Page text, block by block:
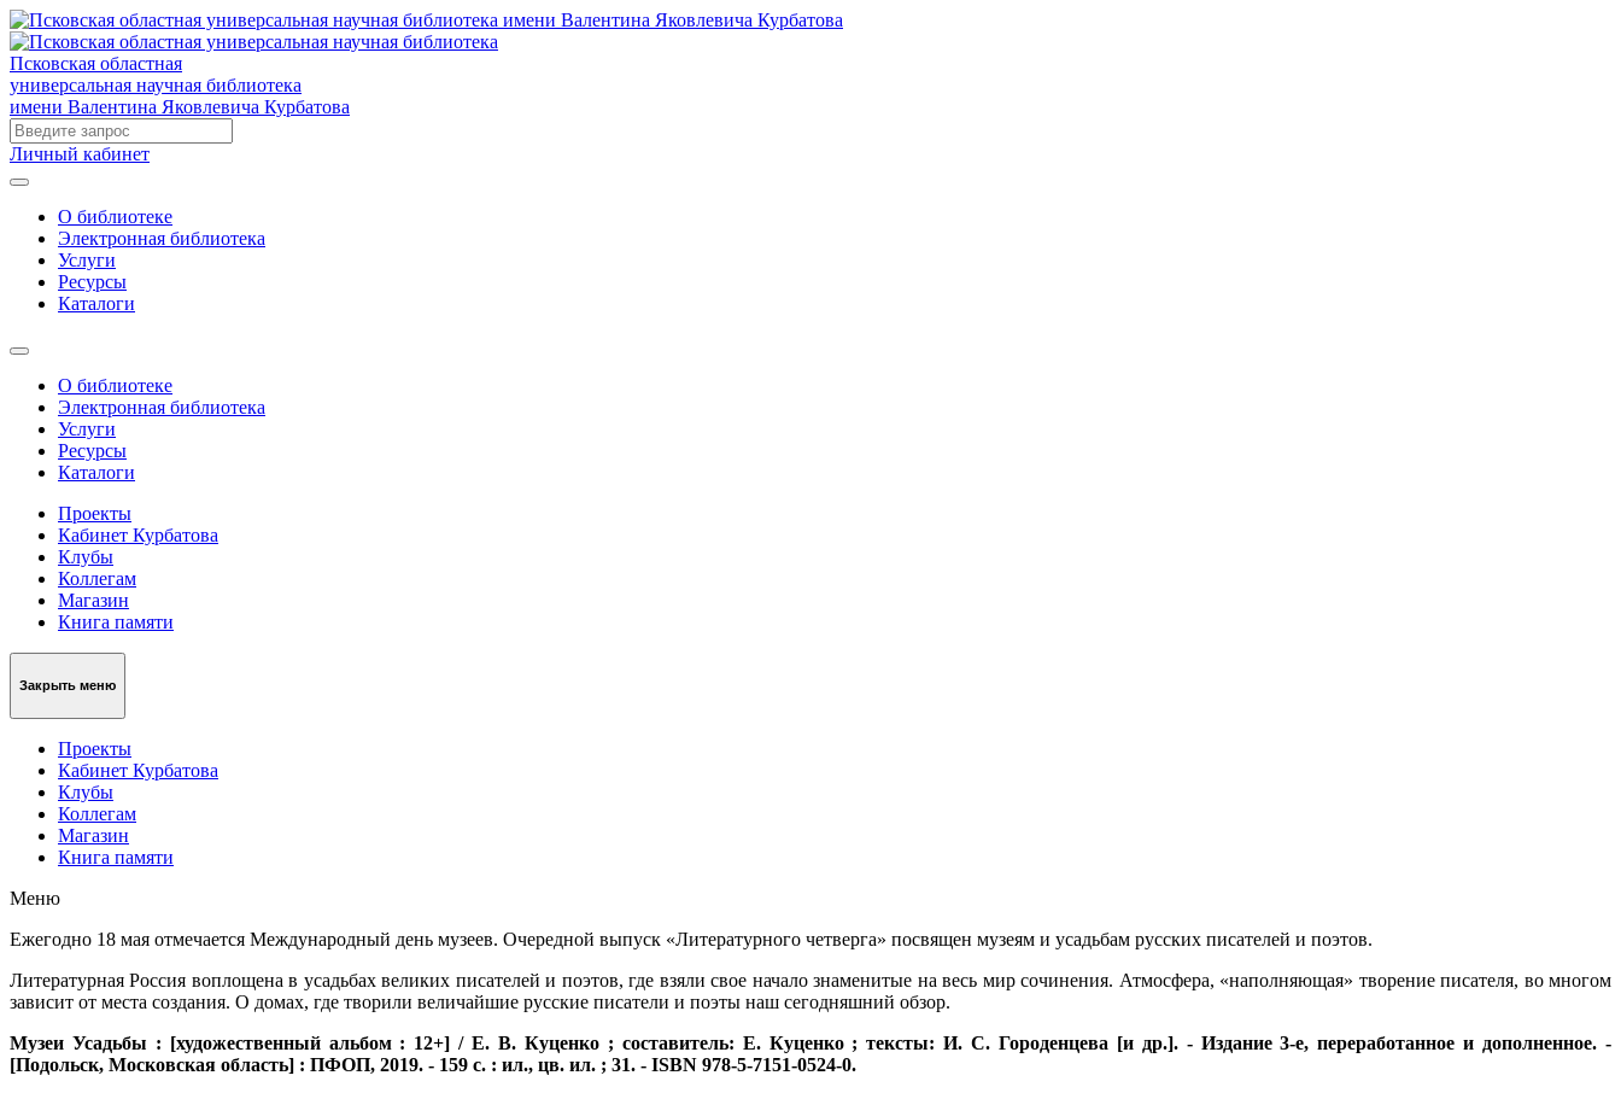
Псковская областная
универсальная научная библиотека
имени Валентина Яковлевича Курбатова
Личный кабинет
О библиотеке
Электронная библиотека
Услуги
Ресурсы
Каталоги
О библиотеке
Электронная библиотека
Услуги
Ресурсы
Каталоги
Проекты
Кабинет Курбатова
Клубы
Коллегам
Магазин
Книга памяти
Закрыть меню
Проекты
Кабинет Курбатова
Клубы
Коллегам
Магазин
Книга памяти
Меню
Ежегодно 18 мая отмечается Международный день музеев. Очередной выпуск «Литературного четверга» посвящен музеям и усадьбам русских писателей и поэтов.
Литературная Россия воплощена в усадьбах великих писателей и поэтов, где взяли свое начало знаменитые на весь мир сочинения. Атмосфера, «наполняющая» творение писателя, во многом
зависит от места создания. О домах, где творили величайшие русские писатели и поэты наш сегодняшний обзор.
Музеи Усадьбы : [художественный альбом : 12+] / Е. В. Куценко ; составитель: Е. Куценко ; тексты: И. С. Городенцева [и др.]. - Издание 3-е, переработанное и дополненное. -
[Подольск, Московская область] : ПФОП, 2019. - 159 с. : ил., цв. ил. ; 31. - ISBN 978-5-7151-0524-0.